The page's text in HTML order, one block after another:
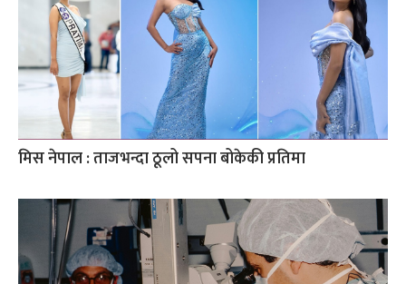
मिस नेपाल : ताजभन्दा ठूलो सपना बोकेकी प्रतिमा